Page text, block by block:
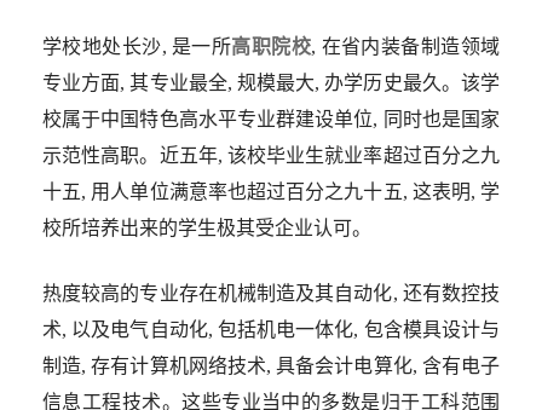
学校地处长沙, 是一所高职院校, 在省内装备制造领域
专业方面, 其专业最全, 规模最大, 办学历史最久。该学
校属于中国特色高水平专业群建设单位, 同时也是国家
示范性高职。近五年, 该校毕业生就业率超过百分之九
十五, 用人单位满意率也超过百分之九十五, 这表明, 学
校所培养出来的学生极其受企业认可。
热度较高的专业存在机械制造及其自动化, 还有数控技
术, 以及电气自动化, 包括机电一体化, 包含模具设计与
制造, 存有计算机网络技术, 具备会计电算化, 含有电子
信息工程技术。这些专业当中的多数是归于工科范围